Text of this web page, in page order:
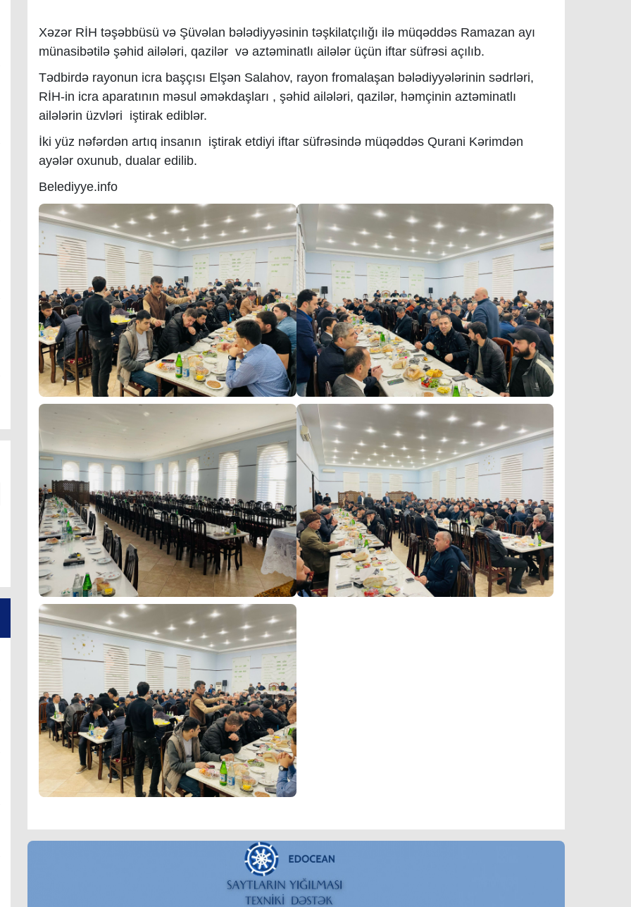
Xəzər RİH təşəbbüsü və Şüvəlan bələdiyyəsinin təşkilatçılığı ilə müqəddəs Ramazan ayı
münasibətilə şəhid ailələri, qazilər və aztəminatlı ailələr üçün iftar süfrəsi açılıb.
Tədbirdə rayonun icra başçısı Elşən Salahov, rayon fromalaşan bələdiyyələrinin sədrləri,
RİH-in icra aparatının məsul əməkdaşları , şəhid ailələri, qazilər, həmçinin aztəminatlı
ailələrin üzvləri iştirak ediblər.
İki yüz nəfərdən artıq insanın iştirak etdiyi iftar süfrəsində müqəddəs Qurani Kərimdən
ayələr oxunub, dualar edilib.
Belediyye.info